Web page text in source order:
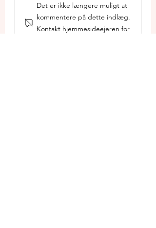
informationsmødet?
Se de temaer
ROiStavtrup og
Det er ikke længere muligt at
kommentere på dette indlæg.
Kontakt hjemmesideejeren for